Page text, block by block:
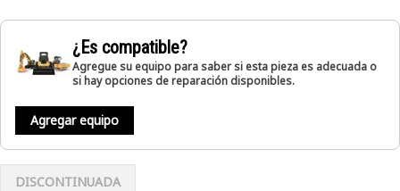
¿Es compatible?
Agregue su equipo para saber si esta pieza es adecuada o
si hay opciones de reparación disponibles.
Agregar equipo
DISCONTINUADA